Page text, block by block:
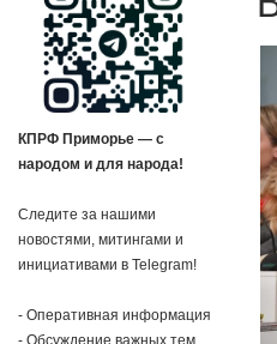
КПРФ Приморье — с
народом и для народа!
Следите за нашими
новостями, митингами и
инициативами в Telegram!
- Оперативная информация